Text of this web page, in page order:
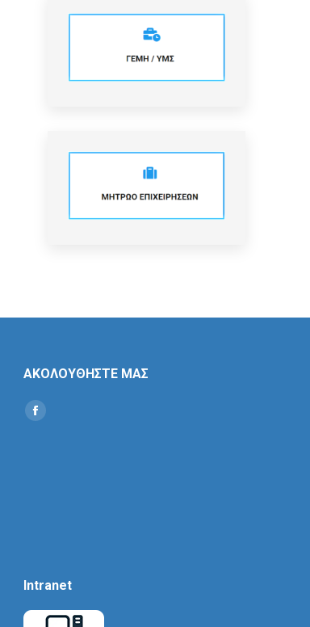
ΑΚΟΛΟΥΘΗΣΤΕ ΜΑΣ
Find us on:
Social
Intranet